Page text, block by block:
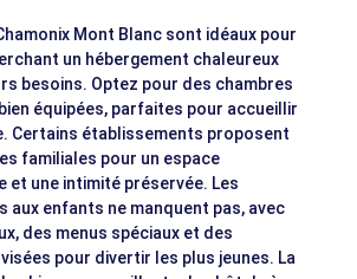
Mont Blanc sont idéaux pour
un hébergement chaleureux
besoins. Optez pour des chambres
équipées, parfaites pour accueillir
Certains établissements proposent
familiales pour un espace
et une intimité préservée. Les
aux enfants ne manquent pas, avec
des menus spéciaux et des
pour divertir les plus jeunes. La